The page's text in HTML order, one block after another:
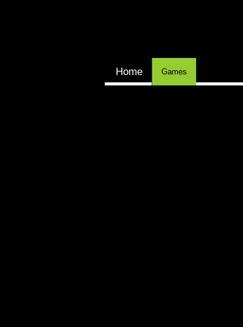
Home Games